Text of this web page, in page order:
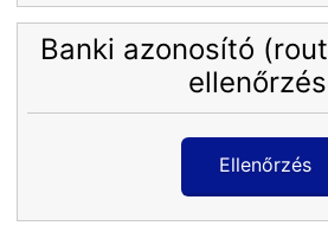
Banki azonosító
Ellenőrzés